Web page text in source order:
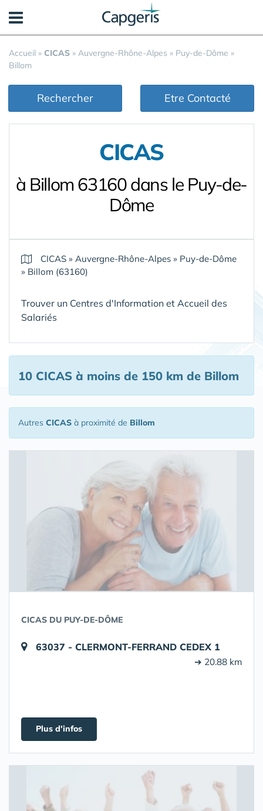
Accueil » CICAS » Auvergne-Rhône-Alpes » Puy-de-Dôme »
Billom
Rechercher Etre Contacté
CICAS
à Billom 63160 dans le Puy-de-
Dôme
CICAS » Auvergne-Rhône-Alpes » Puy-de-Dôme
» Billom (63160)
Trouver un Centres d'Information et Accueil des
Salariés
10 CICAS à moins de 150 km de Billom
Autres CICAS à proximité de Billom
CICAS DU PUY-DE-DÔME
63037 - CLERMONT-FERRAND CEDEX 1
➔ 20.88 km
Plus d'infos